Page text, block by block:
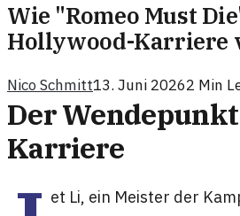
Wie "Romeo Must
Hollywood-Karriere
Nico Schmitt13. Juni 20262 Min
Der
Karriere
et Li, ein Meister der